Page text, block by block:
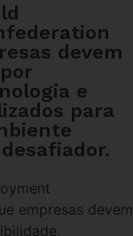
devem
e
para
empresas devem